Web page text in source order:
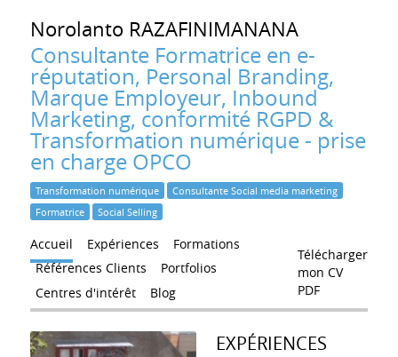
Norolanto RAZAFINIMANANA
Consultante Formatrice en e-
réputation, Personal Branding,
Marque Employeur, Inbound
Marketing, conformité RGPD &
Transformation numérique - prise
en charge OPCO
Transformation numérique
Consultante Social media marketing
Formatrice
Social Selling
Accueil Expériences
Formations
Références Clients
Portfolios
Centres d'intérêt
Blog
Télécharger
mon CV
PDF
EXPÉRIENCES